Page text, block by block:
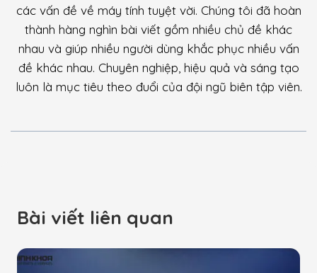
các vấn đề về máy tính tuyệt vời. Chúng tôi đã hoàn
thành hàng nghìn bài viết gồm nhiều chủ đề khác
nhau và giúp nhiều người dùng khắc phục nhiều vấn
đề khác nhau. Chuyên nghiệp, hiệu quả và sáng tạo
luôn là mục tiêu theo đuổi của đội ngũ biên tập viên.
Bài viết liên quan